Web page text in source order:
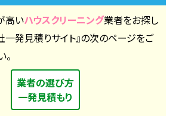
高いハウスクリーニング業者をお探し
一発見積りサイト』の次のページをご
業者の選び方
一発見積もり